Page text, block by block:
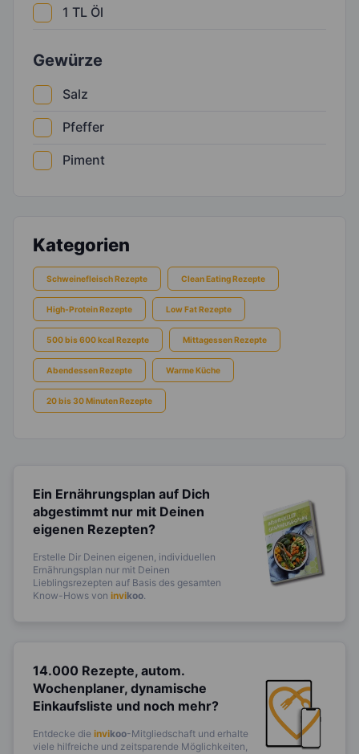
1 TL Öl
Gewürze
Salz
Pfeffer
Piment
Kategorien
Schweinefleisch Rezepte Clean Eating Rezepte
High-Protein Rezepte Low Fat Rezepte
500 bis 600 kcal Rezepte Mittagessen Rezepte
Abendessen Rezepte Warme Küche
20 bis 30 Minuten Rezepte
Ein Ernährungsplan auf Dich
abgestimmt nur mit Deinen
eigenen Rezepten?
Erstelle Dir Deinen eigenen, individuellen
Ernährungsplan nur mit Deinen
Lieblingsrezepten auf Basis des gesamten
Know-Hows von invikoo
14.000 Rezepte, autom.
Wochenplaner, dynamische
Einkaufsliste und noch mehr?
Entdecke die invikoo-Mitgliedschaft und erhalte
viele hilfreiche und zeitsparende Möglichkeiten,